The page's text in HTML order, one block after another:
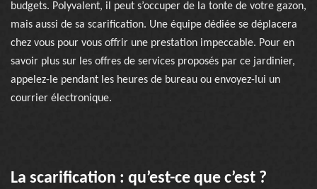
budgets. Polyvalent, il peut s’occuper de la tonte de votre gazon,
mais aussi de sa scarification. Une équipe dédiée se déplacera
chez vous pour vous offrir une prestation impeccable. Pour en
savoir plus sur les offres de services proposés par ce jardinier,
appelez-le pendant les heures de bureau ou envoyez-lui un
courrier électronique.
La scarification : qu’est-ce que c’est ?